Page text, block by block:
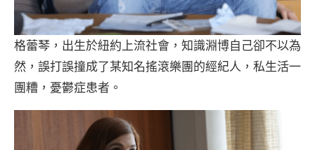
格蕾琴，出生於紐約上流社會，知識淵博自己卻不以為
然，誤打誤撞成了某知名搖滾樂團的經紀人，私生活一
團糟，憂鬱症患者。